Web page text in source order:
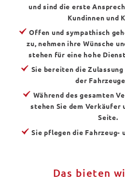
und sind die erste
Kundinnen und
Offen und sympathisch
zu, nehmen ihre Wünsche
stehen für eine hohe
Sie bereiten die
der
Während des gesamten
stehen Sie dem Verkäufer
Seite.
Sie pflegen die Fahrzeug-
Das bieten